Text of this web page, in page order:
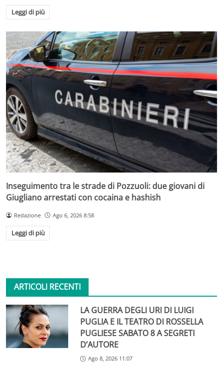
Leggi di più
Inseguimento tra le strade di Pozzuoli: due giovani di
Giugliano arrestati con cocaina e hashish
Redazione Ago 6, 2026 8:58
Leggi di più
ARTICOLI RECENTI
LA GUERRA DEGLI URI DI LUIGI
PUGLIA E IL TEATRO DI ROSSELLA
PUGLIESE SABATO 8 A SEGRETI
D’AUTORE
Ago 8, 2026 11:07